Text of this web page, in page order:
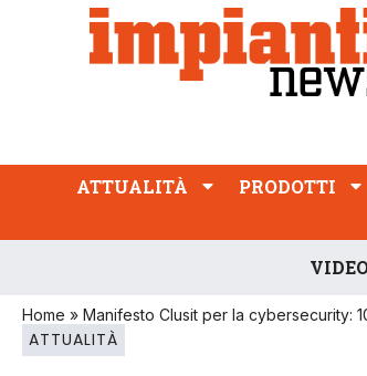
ATTUALITÀ PRODOTTI
PROFESSIONE
ATTUALITÀ PRODOTTI
Home » Manifesto Clusit per la cybersecurity:
ATTUALITÀ